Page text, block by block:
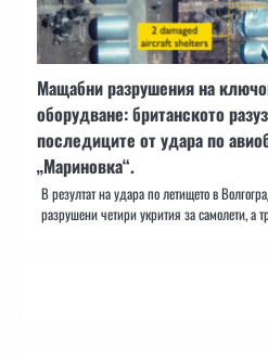
Мащабни разрушения на
оборудване: британското
последиците от удара по
„Мариновка“.
В резултат на удара по летището в
разрушени четири укрития за самолети, а